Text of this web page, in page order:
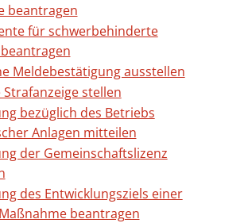
beantragen
für schwerbehinderte
Meldebestätigung ausstellen
stellen
bezüglich des Betriebs
Anlagen mitteilen
der Gemeinschaftslizenz
des Entwicklungsziels einer
beantragen